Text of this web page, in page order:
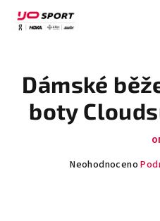
obsah
Dámské
boty
Průměrné
Neohodnoceno